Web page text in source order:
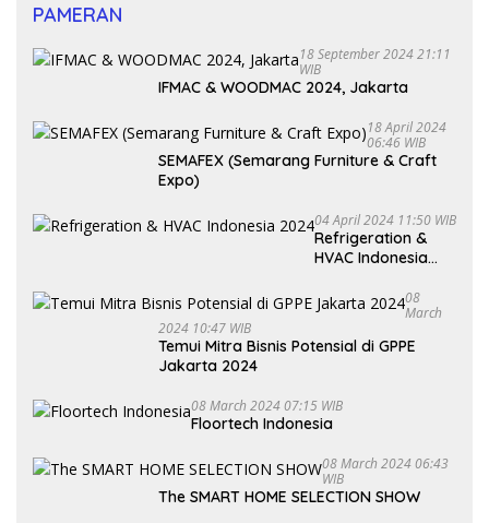
PAMERAN
18 September 2024 21:11
WIB
IFMAC & WOODMAC 2024, Jakarta
18 April 2024
06:46 WIB
SEMAFEX (Semarang Furniture & Craft
Expo)
04 April 2024 11:50 WIB
Refrigeration &
HVAC Indonesia
08
March
2024 10:47 WIB
Temui Mitra Bisnis Potensial di GPPE
Jakarta 2024
08 March 2024 07:15 WIB
Floortech Indonesia
08 March 2024 06:43
WIB
The SMART HOME SELECTION SHOW